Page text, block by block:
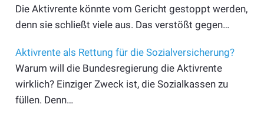
Die Aktivrente könnte vom Gericht gestoppt werden,
denn sie schließt viele aus. Das verstößt gegen…
Aktivrente als Rettung für die Sozialversicherung?
Warum will die Bundesregierung die Aktivrente
wirklich? Einziger Zweck ist, die Sozialkassen zu
füllen. Denn…